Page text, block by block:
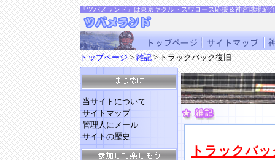
『ツバメランド』は東京ヤクルトスワローズ応援＆神宮球場紹
トップページ>雑記> トラックバック復旧
当サイトについて
サイトマップ
管理人にメール
サイトの歴史
トラックバ